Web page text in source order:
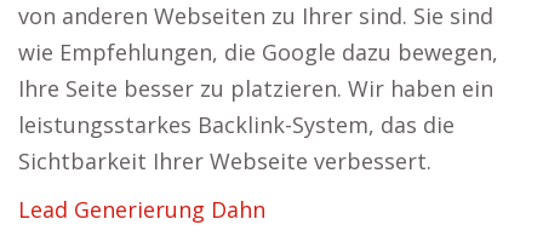
von anderen Webseiten zu Ihrer sind. Sie sind
wie Empfehlungen, die Google dazu bewegen,
Ihre Seite besser zu platzieren. Wir haben ein
leistungsstarkes Backlink-System, das die
Sichtbarkeit Ihrer Webseite verbessert.
Lead Generierung Dahn